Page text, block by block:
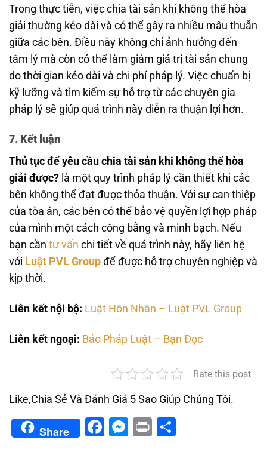
Trong thực tiễn, việc chia tài sản khi không thể hòa
giải thường kéo dài và có thể gây ra nhiều mâu thuẫn
giữa các bên. Điều này không chỉ ảnh hưởng đến
tâm lý mà còn có thể làm giảm giá trị tài sản chung
do thời gian kéo dài và chi phí pháp lý. Việc chuẩn bị
kỹ lưỡng và tìm kiếm sự hỗ trợ từ các chuyên gia
pháp lý sẽ giúp quá trình này diễn ra thuận lợi hơn.
7. Kết luận
Thủ tục để yêu cầu chia tài sản khi không thể hòa
giải được? là một quy trình pháp lý cần thiết khi các
bên không thể đạt được thỏa thuận. Với sự can thiệp
của tòa án, các bên có thể bảo vệ quyền lợi hợp pháp
của mình một cách công bằng và minh bạch. Nếu
bạn cần tư vấn chi tiết về quá trình này, hãy liên hệ
với Luật PVL Group để được hỗ trợ chuyên nghiệp và
kịp thời.
Liên kết nội bộ: Luật Hôn Nhân – Luật PVL Group
Liên kết ngoại: Báo Pháp Luật – Bạn Đọc
Rate this post
Like,Chia Sẻ Và Đánh Giá 5 Sao Giúp Chúng Tôi.
Share Facebook
Messenger
Print